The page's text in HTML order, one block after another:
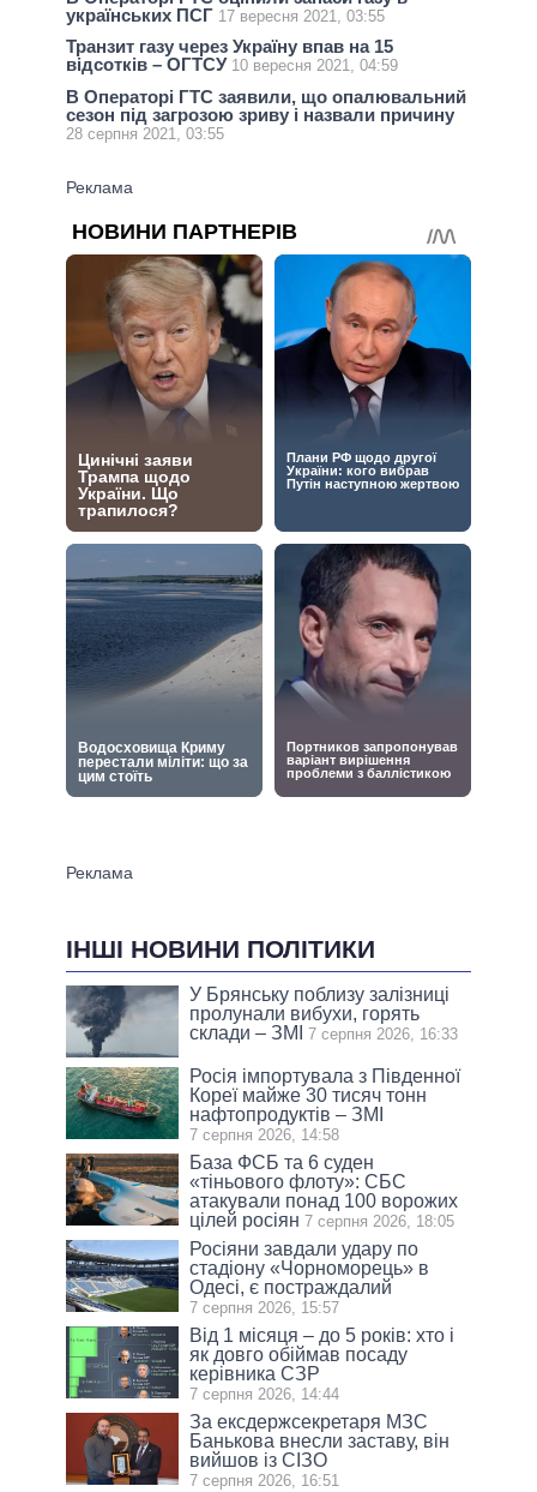
українських ПСГ 17 вересня 2021, 03:55
Транзит газу через Україну впав на 15
відсотків – ОГТСУ 10 вересня 2021, 04:59
В Операторі ГТС заявили, що опалювальний
сезон під загрозою зриву і назвали причину
28 серпня 2021, 03:55
ІНШІ НОВИНИ ПОЛІТИКИ
У Брянську поблизу залізниці
пролунали вибухи, горять
склади – ЗМІ
7 серпня 2026, 16:33
Росія імпортувала з Південної
Кореї майже 30 тисяч тонн
нафтопродуктів – ЗМІ
7 серпня 2026, 14:58
База ФСБ та 6 суден
«тіньового флоту»: СБС
атакували понад 100 ворожих
цілей росіян 7 серпня 2026, 18:05
Росіяни завдали удару по
стадіону «Чорноморець» в
Одесі, є постраждалий
7 серпня 2026, 15:57
Від 1 місяця – до 5 років: хто і
як довго обіймав посаду
керівника СЗР
7 серпня 2026, 14:44
За ексдержсекретаря МЗС
Банькова внесли заставу, він
вийшов із СІЗО
7 серпня 2026, 16:51